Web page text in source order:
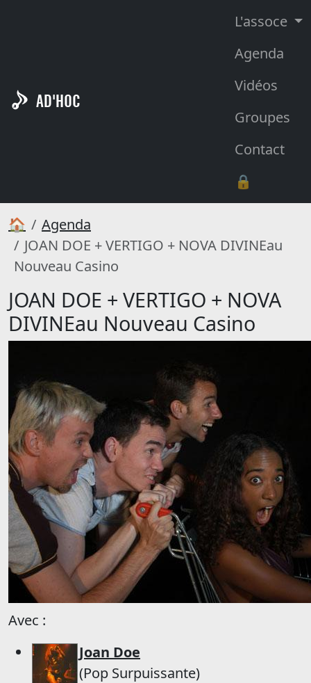
AD'HOC
L'assoce
Agenda
Vidéos
Groupes
Contact
🔒
🏠
Agenda
JOAN DOE + VERTIGO + NOVA DIVINEau
Nouveau Casino
JOAN DOE + VERTIGO + NOVA
DIVINEau Nouveau Casino
Avec :
Joan Doe
(Pop Surpuissante)